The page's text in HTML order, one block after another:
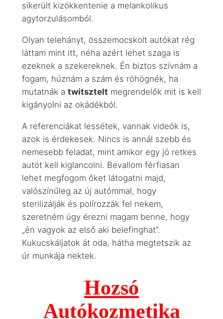
sikerült kizökkentenie a melankolikus
agytorzulásomból.
Olyan telehányt, összemocskolt autókat rég
láttam mint itt, néha azért lehet szaga is
ezeknek a szekereknek. Én biztos szívnám a
fogam, húznám a szám és röhögnék, ha
mutatnák a twitsztelt megrendelők mit is kell
kigányolni az okádékból.
A referenciákat lessétek, vannak videók is,
azok is érdekesek. Nincs is annál szebb és
nemesebb feladat, mint amikor egy jó retkes
autót kell kiglancolni. Bevallom férfiasan
lehet megfogom őket látogatni majd,
valószínűleg az új autómmal, hogy
sterilizálják és polírozzák fel nekem,
szeretném úgy érezni magam benne, hogy
„én vagyok az első aki belefinghat”.
Kukucskáljatok át oda, hátha megtetszik az
úr munkája nektek.
Hozsó
Autókozmetika